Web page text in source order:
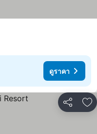
ดูราคา
แชร์ เ